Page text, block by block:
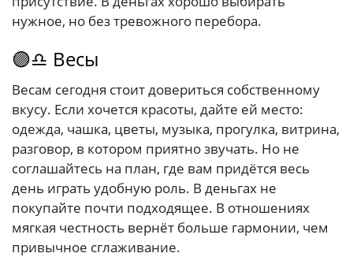
нужное, но без тревожного перебора.
🟣♎ Весы
Весам сегодня стоит довериться собственному
вкусу. Если хочется красоты, дайте ей место:
одежда, чашка, цветы, музыка, прогулка, витрина,
разговор, в котором приятно звучать. Но не
соглашайтесь на план, где вам придётся весь
день играть удобную роль. В деньгах не
покупайте почти подходящее. В отношениях
мягкая честность вернёт больше гармонии, чем
привычное сглаживание.